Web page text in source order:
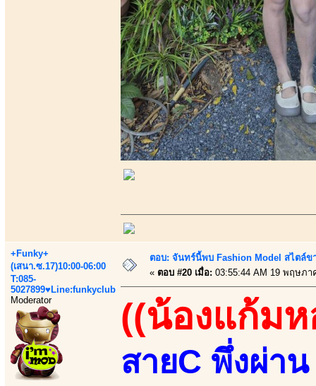
+Funky+
(เสนา.ซ.17)10:00-06:00
T:085-
5027899♥Line:funkyclub
Moderator
ตอบ: จันทร์นี้พบ Fashion Model สไตล์ข
« ตอบ #20 เมื่อ: 03:55:44 AM 19 พฤษภา
((น้องแก้ม
สายC พึ่งผ่า